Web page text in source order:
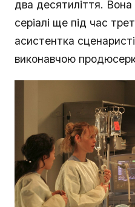
два десятиліття.
серіалі ще під час
асистентка
виконавчою